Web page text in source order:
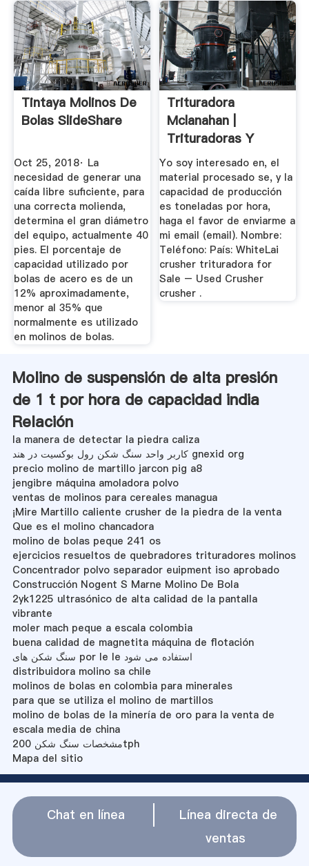
Tintaya Molinos De
Bolas SlideShare
Oct 25, 2018· La
necesidad de generar una
caída libre suficiente, para
una correcta molienda,
determina el gran diámetro
del equipo, actualmente 40
pies. El porcentaje de
capacidad utilizado por
bolas de acero es de un
12% aproximadamente,
menor al 35% que
normalmente es utilizado
en molinos de bolas.
Trituradora
Mclanahan |
Trituradoras Y
Molinos
Yo soy interesado en, el
material procesado se, y la
capacidad de producción
es toneladas por hora,
haga el favor de enviarme a
mi email (email). Nombre:
Teléfono: País: WhiteLai
crusher trituradora for
Sale – Used Crusher
crusher .
Molino de suspensión de alta presión
de 1 t por hora de capacidad india
Relación
la manera de detectar la piedra caliza
کاربر واحد سنگ شکن رول بوکسیت در هند gnexid org
precio molino de martillo jarcon pig a8
jengibre máquina amoladora polvo
ventas de molinos para cereales managua
¡Mire Martillo caliente crusher de la piedra de la venta
Que es el molino chancadora
molino de bolas peque 241 os
ejercicios resueltos de quebradores trituradores molinos
Concentrador polvo separador euipment iso aprobado
Construcción Nogent S Marne Molino De Bola
2yk1225 ultrasónico de alta calidad de la pantalla
vibrante
moler mach peque a escala colombia
buena calidad de magnetita máquina de flotación
سنگ شکن های por le le استفاده می شود
distribuidora molino sa chile
molinos de bolas en colombia para minerales
para que se utiliza el molino de martillos
molino de bolas de la minería de oro para la venta de
escala media de china
مشخصات سنگ شکن 200tph
Mapa del sitio
Chat en línea
Línea directa de
ventas